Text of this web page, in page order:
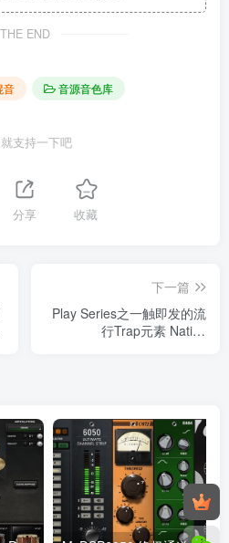
THE END
音 音源音色库
支持一下吧
分享 收藏
下一篇
Play Series之一触即发的流
行Trap元素 Native